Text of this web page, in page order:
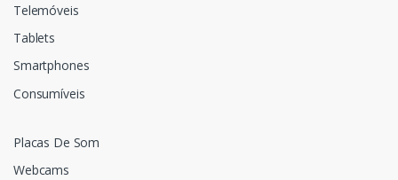
Telemóveis
Tablets
Smartphones
Consumíveis
Placas De Som
Webcams